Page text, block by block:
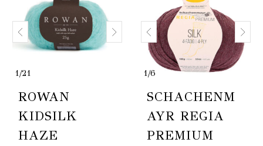
1/21
ROWAN
KIDSILK
HAZE
1/6
SCHACHENM
AYR REGIA
PREMIUM